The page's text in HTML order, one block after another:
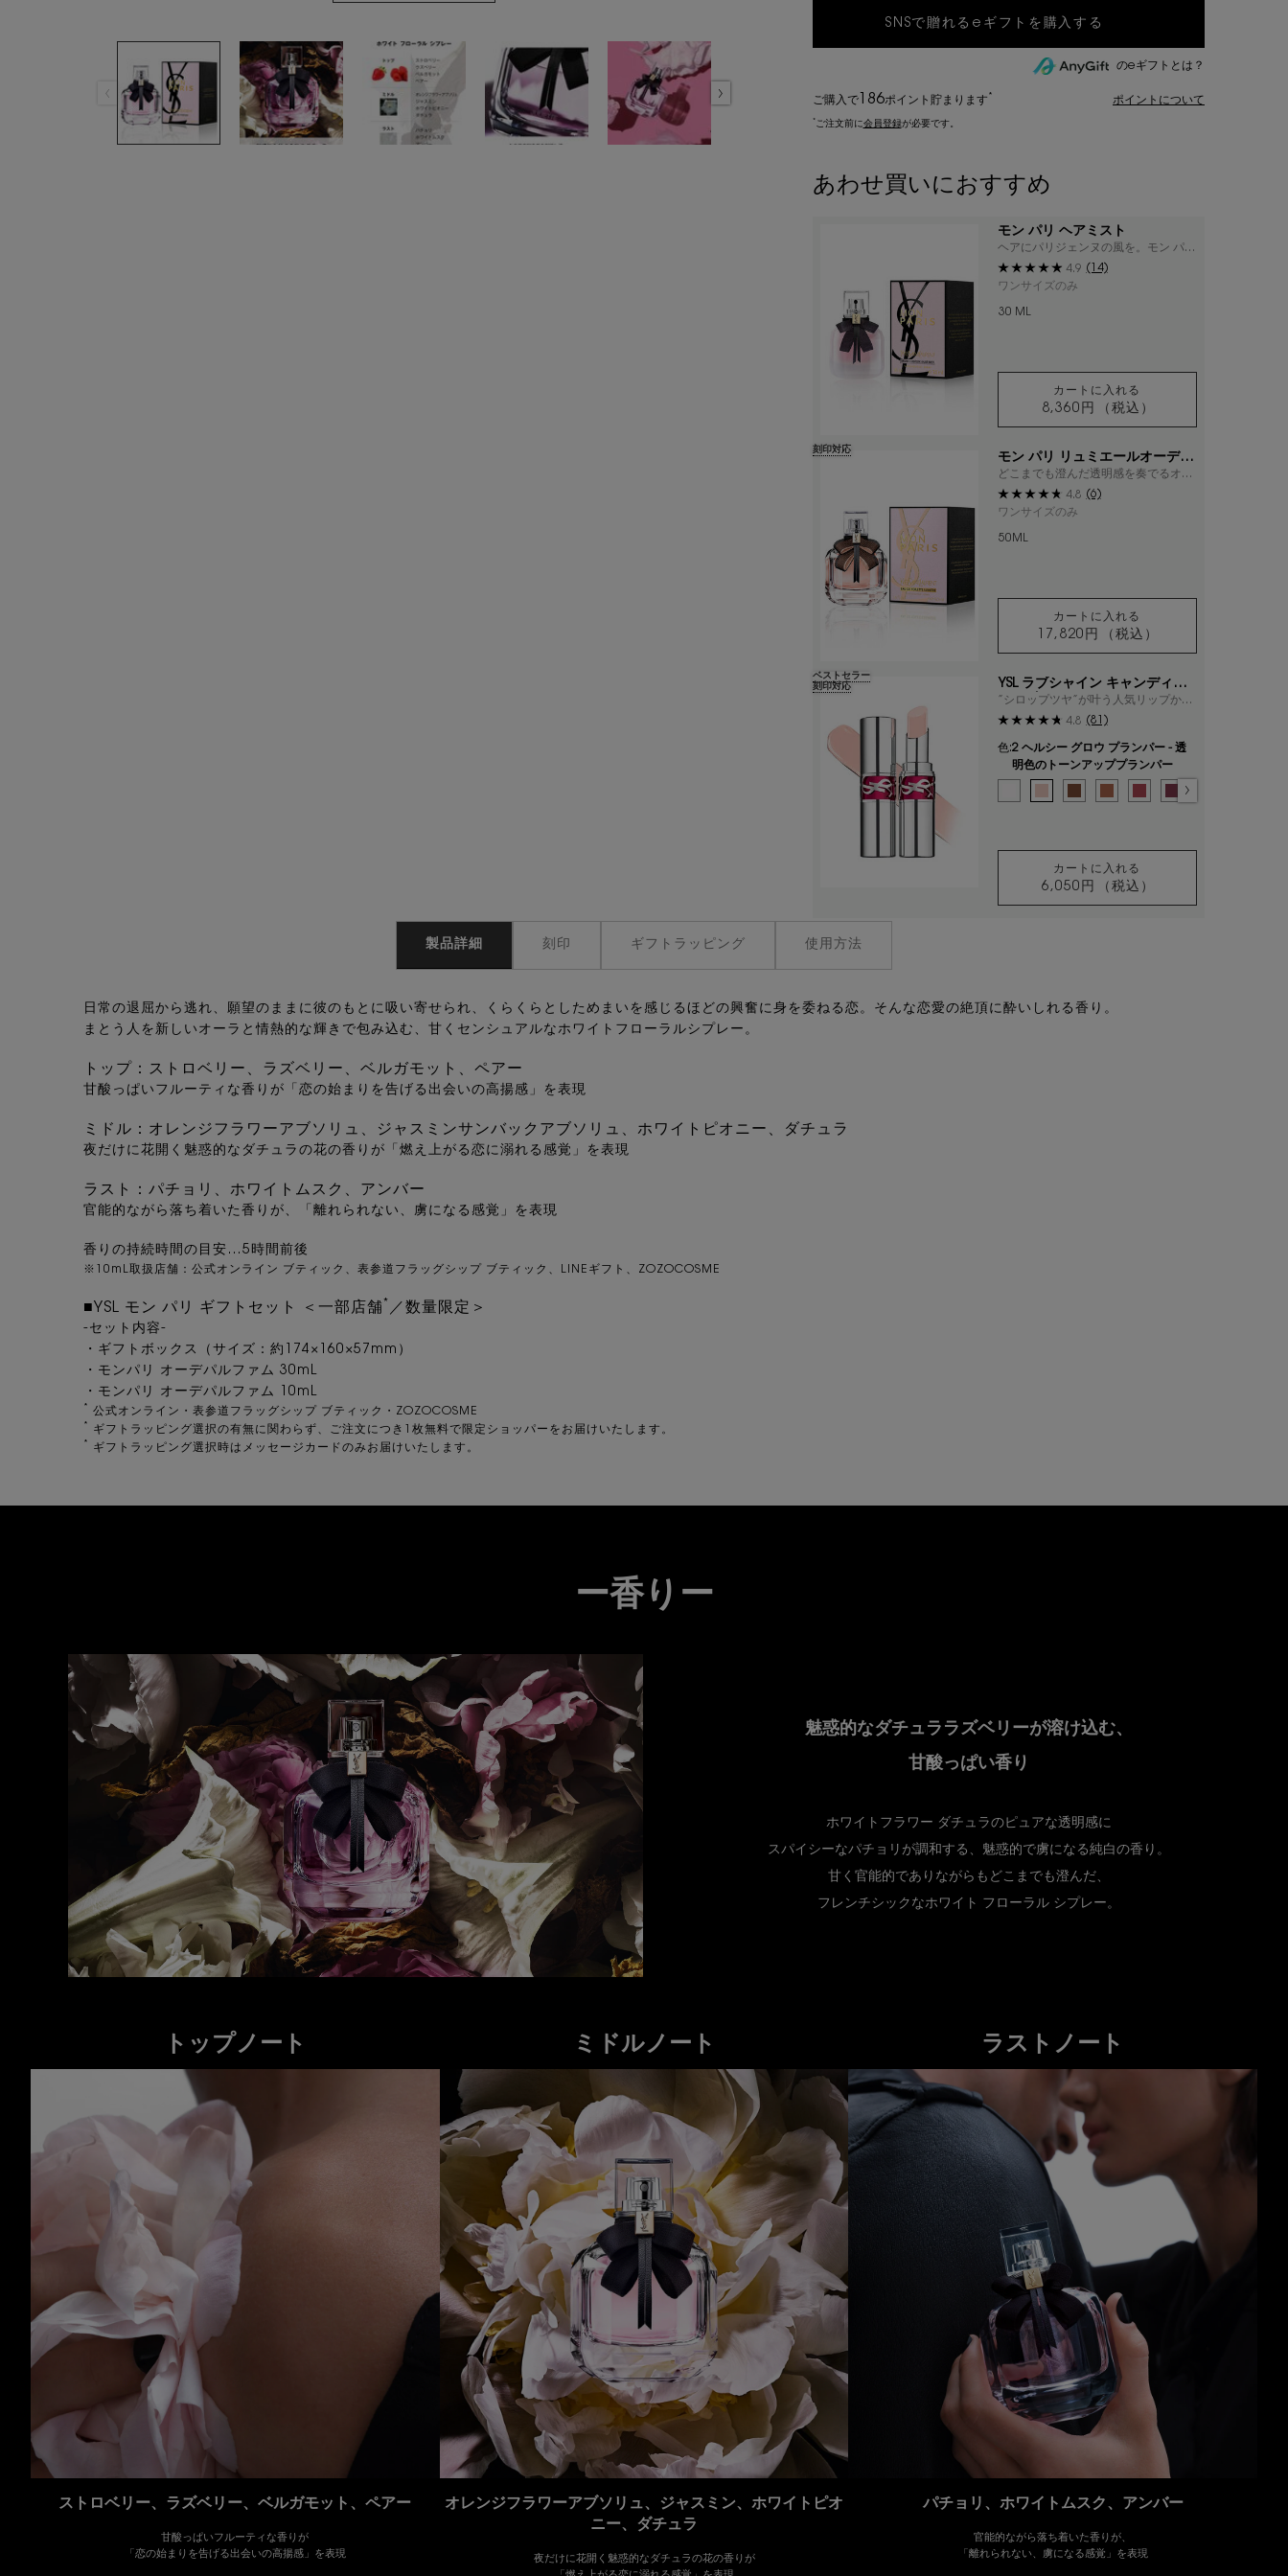
のeギフトとは？
ご購入で186ポイント 貯まります * ポイントについて
*ご注文前に会員登録が必要です。
あわせ買いにおすすめ
モン パリ ヘアミスト
ヘアにパリジェンヌの風を。モン パリ
のヘアミスト4.9 (14)
ワンサイズのみ
30 ML
カートに入れる
8,360円
（税込）
モン パリ ヘアミスト
モン パリ リュミエールオーデト
ワレ
どこまでも澄んだ透明感を奏でるオー
デトワレ
刻印対応
4.8 (6)
ワンサイズのみ
50ML
カートに入れる
17,820円
（税込）
モン パリ リュミエールオー
YSL ラブシャイン キャンディグ
レーズ
”シロップツヤ”が叶う人気リップか
ら、スイートな新色登場
ベストセラー
刻印対応
4.8 (81)
色:2 ヘルシー グロウ プランパー - 透
明色のトーンアッププランパー
{1} の場合
0 クリスタル グレーズ - ジューシーに瞬くクリスタル
2 ヘルシー グロウ プランパー - 透明色のトー
3 カカオ ノーパウンダリー - スパイシー
4 ヌード プレジャー - スウィート
5 ピンク サティスファクシ
選択済み
6 バーガンディ テン
カートに入れる
6,050円
（税込）
YSL ラブシャイン キャンデ
製品詳細 刻印 ギフトラッピング 使用方法
日常の退屈から逃れ、願望のままに彼のもとに吸い寄せられ、くらくらとしためまいを感じるほどの興奮に身を委ねる恋。そんな恋愛の絶頂に酔いしれる香り。
まとう人を新しいオーラと情熱的な輝きで包み込む、甘くセンシュアルなホワイトフローラルシプレー。
トップ：ストロベリー、ラズベリー、ベルガモット、ペアー
甘酸っぱいフルーティな香りが「恋の始まりを告げる出会いの高揚感」を表現
ミドル：オレンジフラワーアブソリュ、ジャスミンサンバックアブソリュ、ホワイトピオニー、ダチュラ
夜だけに花開く魅惑的なダチュラの花の香りが「燃え上がる恋に溺れる感覚」を表現
ラスト：パチョリ、ホワイトムスク、アンバー
官能的ながら落ち着いた香りが、「離れられない、虜になる感覚」を表現
香りの持続時間の目安…5時間前後
※10mL取扱店舗：公式オンライン ブティック、表参道フラッグシップ ブティック、LINEギフト、ZOZOCOSME
■YSL モン パリ ギフトセット ＜一部店舗* ／数量限定＞
-セット内容-
・ギフトボックス（サイズ：約174×160×57mm）
・モンパリ オーデパルファム 30mL
・モンパリ オーデパルファム 10mL
* 公式オンライン・表参道フラッグシップ ブティック・ZOZOCOSME
* ギフトラッピング選択の有無に関わらず、ご注文につき1枚無料で限定ショッパーをお届けいたします。
* ギフトラッピング選択時はメッセージカードのみお届けいたします。
ー香りー
魅惑的なダチュララズベリーが溶け込む、
甘酸っぱい香り
ホワイトフラワー ダチュラのピュアな透明感に
スパイシーなパチョリが調和する、魅惑的で虜になる純白の香り。
甘く官能的でありながらもどこまでも澄んだ、
フレンチシックなホワイト フローラル シプレー。
トップノート
ストロベリー、ラズベリー、ベルガモット、ペアー
甘酸っぱいフルーティな香りが
「恋の始まりを告げる出会いの高揚感」を表現
ミドルノート
オレンジフラワーアブソリュ、ジャスミン、ホワイトピオ
ニー、ダチュラ
夜だけに花開く魅惑的なダチュラの花の香りが
ラストノート
パチョリ、ホワイトムスク、アンバー
官能的ながら落ち着いた香りが、
「離れられない、虜になる感覚」を表現